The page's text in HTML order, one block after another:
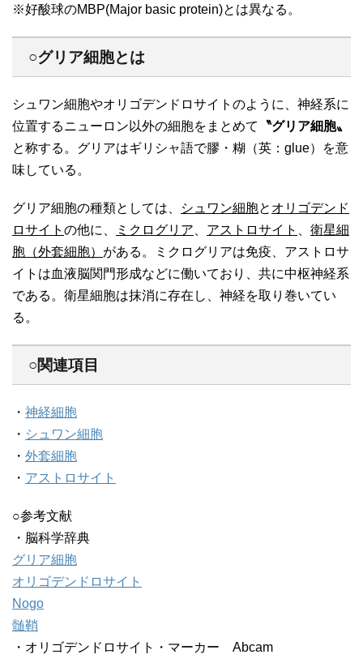
※好酸球のMBP(Major basic protein)とは異なる。
○グリア細胞とは
シュワン細胞やオリゴデンドロサイトのように、神経系に
位置するニューロン以外の細胞をまとめて
〝グリア細胞〟
と称する。グリアはギリシャ語で膠・糊（英：glue）を意
味している。
グリア細胞の種類としては、 シュワン細胞と オリゴデンド
ロサイト の他に、 ミクログリア アストロサイト
衛星細
胞（外套細胞） がある。ミクログリアは免疫、アストロサ
イトは血液脳関門形成などに働いており、共に中枢神経系
である。衛星細胞は抹消に存在し、神経を取り巻いてい
る。
○関連項目
・ 神経細胞
・ シュワン細胞
・ 外套細胞
・ アストロサイト
○参考文献
・脳科学辞典
グリア細胞
オリゴデンドロサイト
Nogo
髄鞘
・オリゴデンドロサイト・マーカー Abcam